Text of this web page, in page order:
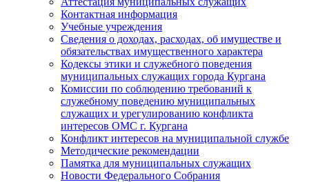
Контактная информация
Учебные учреждения
Сведения о доходах, расходах, об имуществе и
обязательствах имущественного характера
Кодексы этики и служебного поведения
муниципальных служащих города Кургана
Комиссии по соблюдению требований к
служебному поведению муниципальных
служащих и урегулированию конфликта
интересов ОМС г. Кургана
Конфликт интересов на муниципальной службе
Методические рекомендации
Памятка для муниципальных служащих
Новости Федерального Cобрания